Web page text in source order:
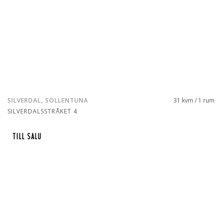
SILVERDAL, SOLLENTUNA
SILVERDALSSTRÅKET 4
31 kvm / 1 rum
TILL SALU